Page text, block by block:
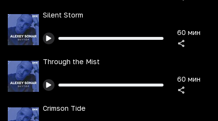
Silent Storm
60 мин
Through the Mist
60 мин
Crimson Tide